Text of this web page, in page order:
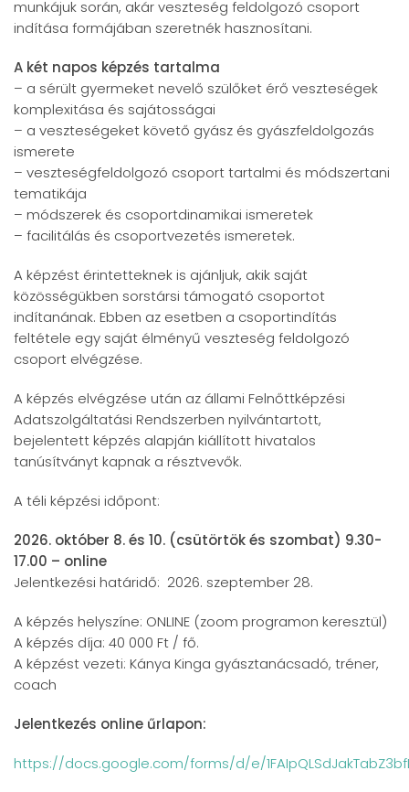
munkájuk során, akár veszteség feldolgozó csoport
indítása formájában szeretnék hasznosítani.
A két napos képzés tartalma
– a sérült gyermeket nevelő szülőket érő veszteségek
komplexitása és sajátosságai
– a veszteségeket követő gyász és gyászfeldolgozás
ismerete
– veszteségfeldolgozó csoport tartalmi és módszertani
tematikája
– módszerek és csoportdinamikai ismeretek
– facilitálás és csoportvezetés ismeretek.
A képzést érintetteknek is ajánljuk, akik saját
közösségükben sorstársi támogató csoportot
indítanának. Ebben az esetben a csoportindítás
feltétele egy saját élményű veszteség feldolgozó
csoport elvégzése.
A képzés elvégzése után az állami Felnőttképzési
Adatszolgáltatási Rendszerben nyilvántartott,
bejelentett képzés alapján kiállított hivatalos
tanúsítványt kapnak a résztvevők.
A téli képzési időpont:
2026. október 8. és 10. (csütörtök és szombat) 9.30-
17.00 – online
Jelentkezési határidő: 2026. szeptember 28.
A képzés helyszíne: ONLINE (zoom programon keresztül)
A képzés díja: 40 000 Ft / fő.
A képzést vezeti: Kánya Kinga gyásztanácsadó, tréner,
coach
Jelentkezés online űrlapon:
https://docs.google.com/forms/d/e/